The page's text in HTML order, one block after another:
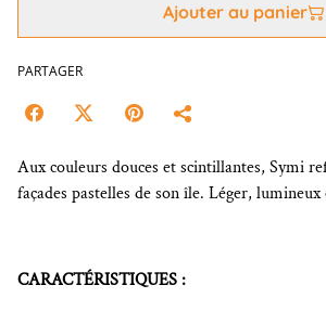
Ajouter au panier
PARTAGER
Aux couleurs douces et scintillantes, Symi
façades pastelles de son île. Léger,
CARACTÉRISTIQUES :